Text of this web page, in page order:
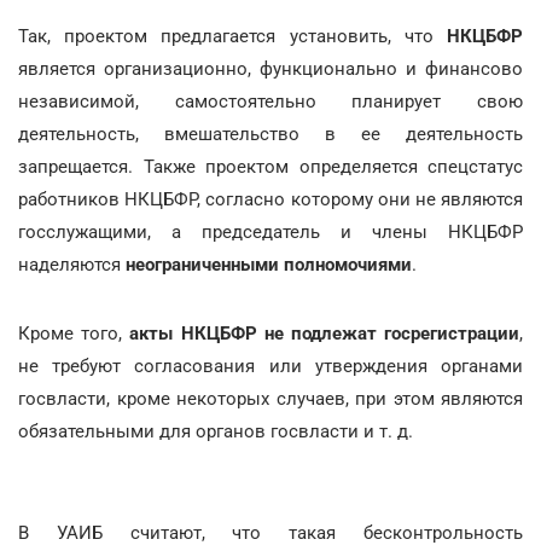
Так, проектом предлагается установить, что НКЦБФР
является организационно, функционально и финансово
независимой, самостоятельно планирует свою
деятельность, вмешательство в ее деятельность
запрещается. Также проектом определяется спецстатус
работников НКЦБФР, согласно которому они не являются
госслужащими, а председатель и члены НКЦБФР
наделяются неограниченными полномочиями.
Кроме того,акты НКЦБФР не подлежат госрегистрации,
не требуют согласования или утверждения органами
госвласти, кроме некоторых случаев, при этом являются
обязательными для органов госвласти и т. д.
В УАИБ считают, что такая бесконтрольность